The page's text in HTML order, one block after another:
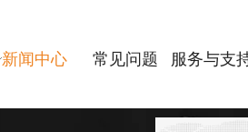
新闻中心 常见问题 服务与支